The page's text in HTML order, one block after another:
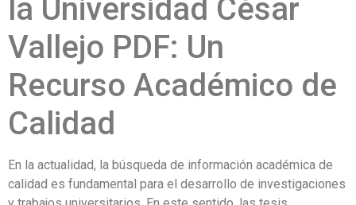
la Universidad César
Vallejo PDF: Un
Recurso Académico de
Calidad
En la actualidad, la búsqueda de información académica de
calidad es fundamental para el desarrollo de investigaciones